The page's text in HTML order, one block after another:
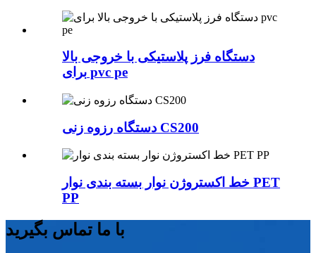
دستگاه فرز پلاستیکی با خروجی بالا
برای pvc pe
دستگاه رزوه زنی CS200
خط اکستروژن نوار بسته بندی نوار PET
PP
با ما تماس بگیرید